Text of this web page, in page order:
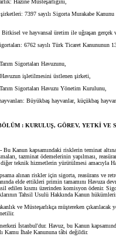
Hazine Müsteşarlığını,
7397 sayılı Sigorta Murakabe Kanunu
ve hayvansal üretim ile uğraşan gerçek
6762 sayılı Türk Ticaret Kanununun
Sigortaları Havuzunu,
işletilmesini üstlenen şirketi,
Sigortaları Havuzu Yönetim Kurulunu,
Büyükbaş hayvanlar, küçükbaş
: KURULUŞ, GÖREV, YETKİ VE
Bu Kanun kapsamındaki risklerin teminat
tazminat ödemelerinin yapılması,
teknik hizmetlerin yürütülmesi amacıyla
alınan riskler için sigorta, reasürans ve
elde ettikleri primin tamamını Havuza
edilen kısmı üzerinden komisyon ödenir.
Tahsil Usulü Hakkında Kanun
ve Müsteşarlıkça müştereken çıkarılacak
İstanbul'dur. Havuz, bu Kanun
Kamu İhale Kanununa tâbi değildir.